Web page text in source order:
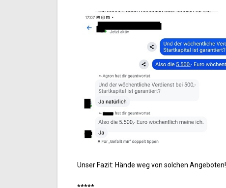
Unser Fazit: Hände weg von solchen Angeboten!